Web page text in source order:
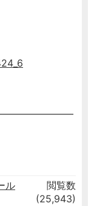
ル
閲覧数
(25,943)